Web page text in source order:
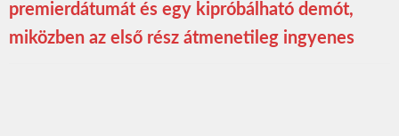
premierdátumát és egy kipróbálható demót,
miközben az első rész átmenetileg ingyenes